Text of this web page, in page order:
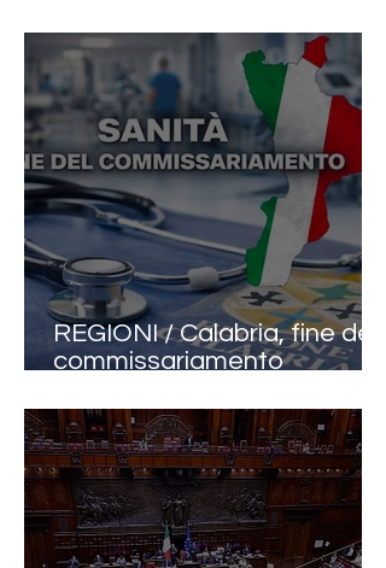
oltre dieci anni
REGIONI / Calabria, fine del
commissariamento
la gestione ordinaria